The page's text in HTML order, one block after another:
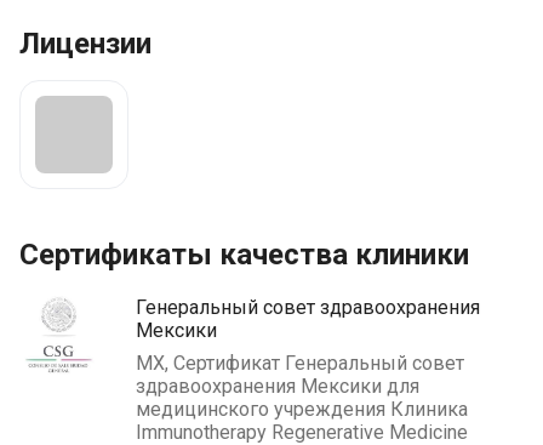
Лицензии
Сертификаты качества клиники
Генеральный совет здравоохранения
Мексики
MX, Сертификат Генеральный совет
здравоохранения Мексики для
медицинского учреждения Клиника
Immunotherapy Regenerative Medicine